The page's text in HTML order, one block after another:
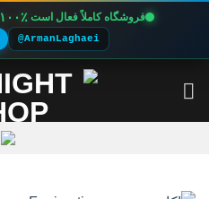
فروشگاه کاملاً فعال است ۱۰۰٪
@ArmanLaghaei